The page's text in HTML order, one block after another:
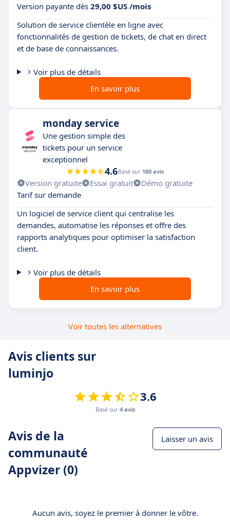
Version payante dès 29,00 $US /mois
Solution de service clientèle en ligne avec
fonctionnalités de gestion de tickets, de chat en direct
et de base de connaissances.
Voir plus de détails
En savoir plus
monday service
Une gestion simple des
tickets pour un service
exceptionnel
4.6Basé sur 180 avis
Version gratuite Essai gratuit
Démo gratuite
Tarif sur demande
Un logiciel de service client qui centralise les
demandes, automatise les réponses et offre des
rapports analytiques pour optimiser la satisfaction
client.
Voir plus de détails
En savoir plus
Voir toutes les alternatives
Avis clients sur
luminjo
3.6
Basé sur 4 avis
Avis de la
communauté
Appvizer (0)
Laisser un avis
Aucun avis, soyez le premier à donner le vôtre.